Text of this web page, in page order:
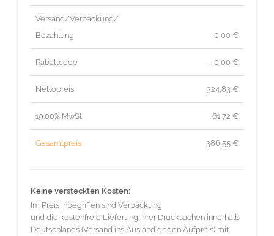
Versand/Verpackung/
Bezahlung
0,00 €
Rabattcode - 0,00 €
Nettopreis 324,83 €
19.00% MwSt 61,72 €
Gesamtpreis 386,55 €
Keine versteckten Kosten:
Im Preis inbegriffen sind Verpackung
und die kostenfreie Lieferung Ihrer Drucksachen innerhalb
Deutschlands (Versand ins Ausland gegen Aufpreis) mit